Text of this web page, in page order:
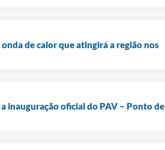
de calor que atingirá a região nos
inauguração oficial do PAV – Ponto de